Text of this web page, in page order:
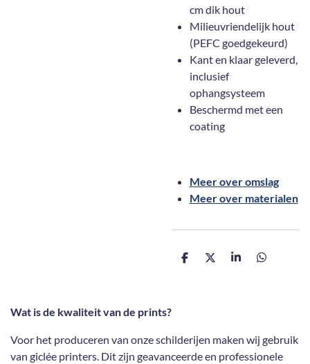
cm dik hout
Milieuvriendelijk hout
(PEFC goedgekeurd)
Kant en klaar geleverd,
inclusief
ophangsysteem
Beschermd met een
coating
Meer over omslag
Meer over materialen
D
D
S
D
Wat is de kwaliteit van de prints?
Voor het produceren van onze schilderijen maken wij gebruik
van giclée printers. Dit zijn geavanceerde en professionele